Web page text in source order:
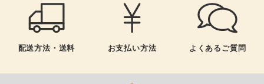
配送方法・送料 お支払い方法 よくあるご質問